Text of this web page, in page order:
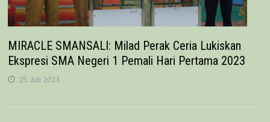
MIRACLE SMANSALI: Milad Perak Ceria Lukiskan
Ekspresi SMA Negeri 1 Pemali Hari Pertama 2023
25 Juli 2023